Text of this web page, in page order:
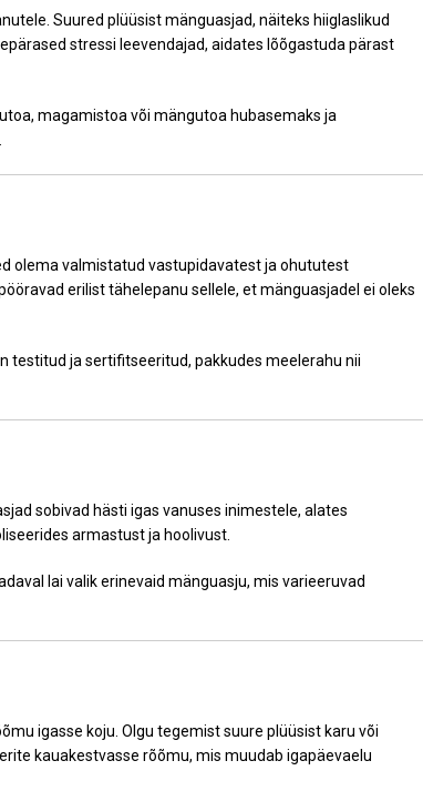
Suured plüüsist mänguasjad, näiteks hiiglaslikud
stressi leevendajad, aidates lõõgastuda pärast
magamistoa või mängutoa hubasemaks ja
olema valmistatud vastupidavatest ja ohututest
erilist tähelepanu sellele, et mänguasjadel ei oleks
testitud ja sertifitseeritud, pakkudes meelerahu nii
sobivad hästi igas vanuses inimestele, alates
armastust ja hoolivust.
lai valik erinevaid mänguasju, mis varieeruvad
igasse koju. Olgu tegemist suure plüüsist karu või
kauakestvasse rõõmu, mis muudab igapäevaelu